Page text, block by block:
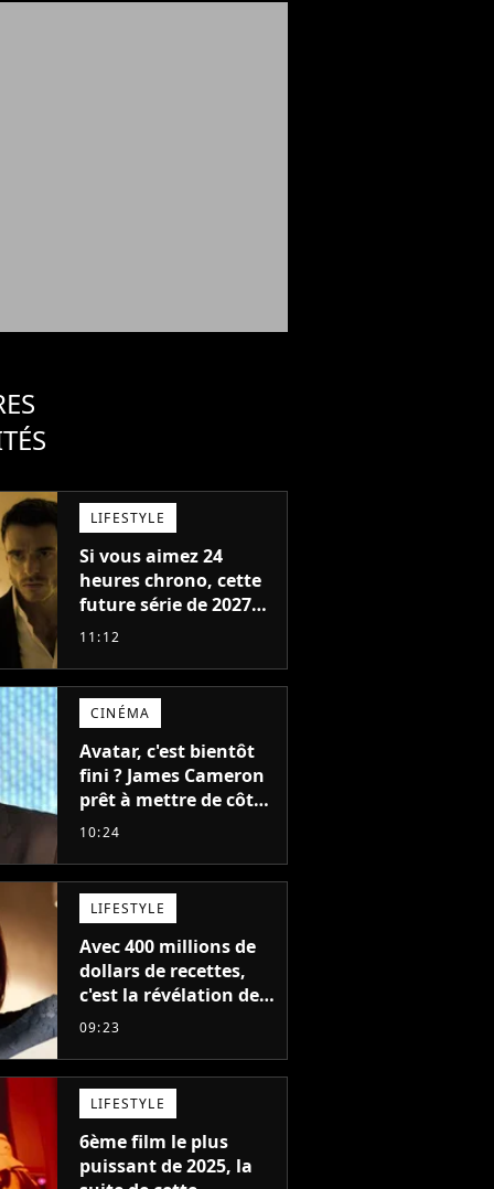
LIFESTYLE
Si vous aimez 24
heures chrono, cette
future série de 2027
va devenir votre
11:12
CINÉMA
Avatar, c'est bientôt
fini ? James Cameron
prêt à mettre de côté
sa saga de science-
de recettes
10:24
LIFESTYLE
Avec 400 millions de
dollars de recettes,
c'est la révélation de
2026 au cinéma : cette
remplacer Jennifer
Lawrence chez Marvel
09:23
LIFESTYLE
6ème film le plus
puissant de 2025, la